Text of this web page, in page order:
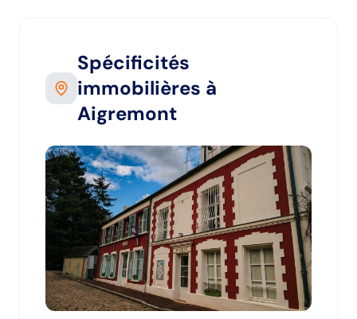
Spécificités
immobilières à
Aigremont